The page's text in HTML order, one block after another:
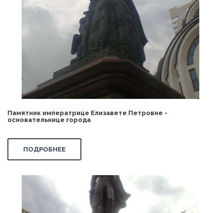
Памятник императрице Елизавете Петровне -
основательнице города
ПОДРОБНЕЕ